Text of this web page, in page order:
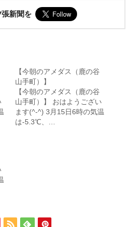
新聞を
【今朝のアメダス（鹿の谷
山手町）】
【今朝のアメダス（鹿の谷
山手町）】 おはようござい
ます(^-^) 3月15日6時の気温
は-5.3℃、…